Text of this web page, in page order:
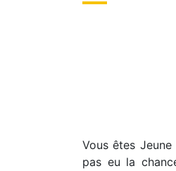
Vous êtes
pas eu la